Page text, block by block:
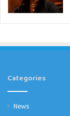
Categories
News